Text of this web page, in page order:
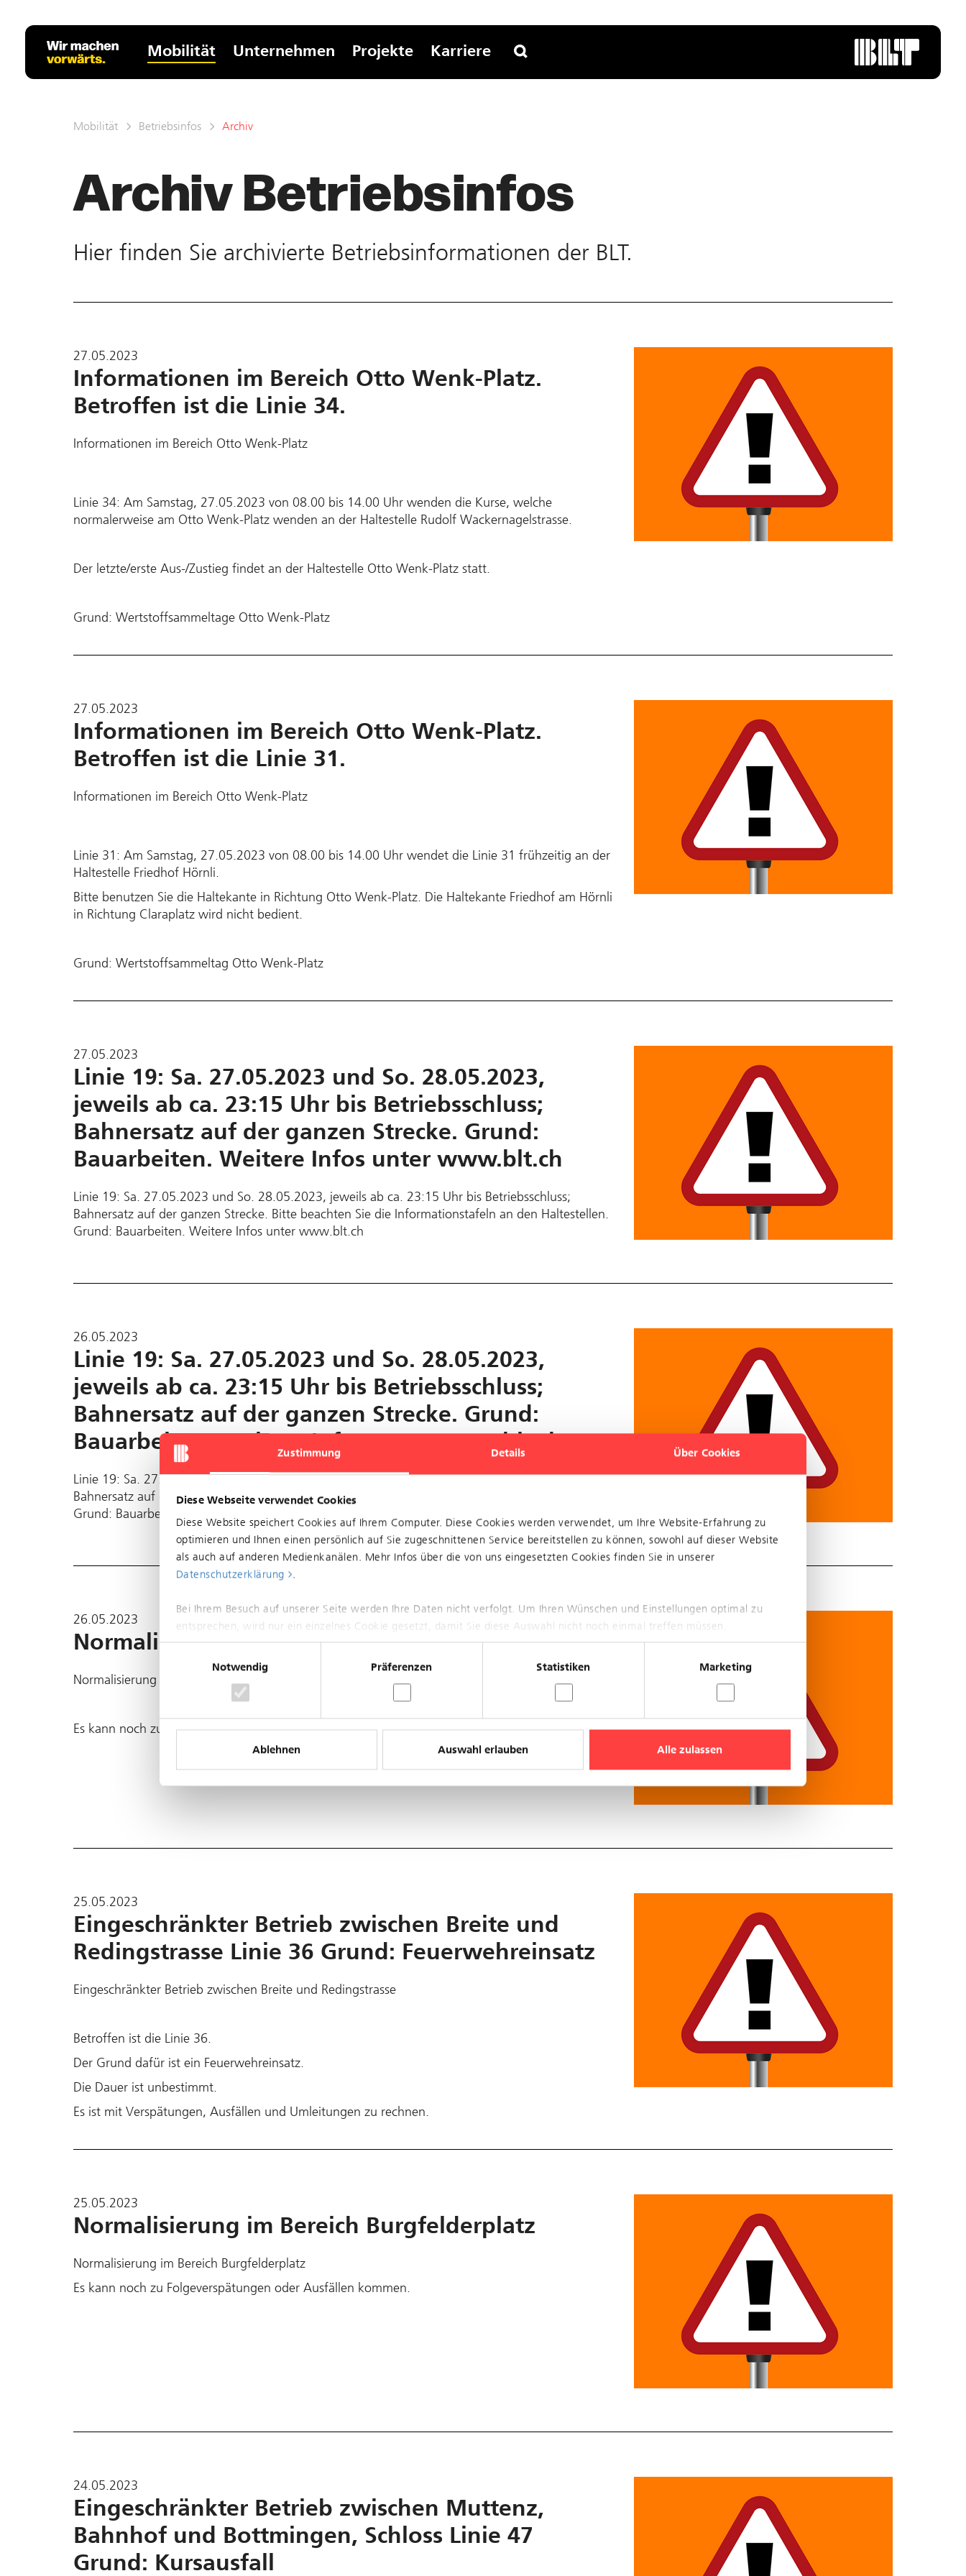
Zustimmung Details Über Cookies
Diese Webseite verwendet Cookies
Diese Website speichert Cookies auf Ihrem Computer. Diese Cookies werden verwendet, um Ihre Website-Erfahrung zu
optimieren und Ihnen einen persönlich auf Sie zugeschnittenen Service bereitstellen zu können, sowohl auf dieser Website
als auch auf anderen Medienkanälen. Mehr Infos über die von uns eingesetzten Cookies finden Sie in unserer
Datenschutzerklärung
.
Bei Ihrem Besuch auf unserer Seite werden Ihre Daten nicht verfolgt. Um Ihren Wünschen und Einstellungen optimal zu
entsprechen, wird nur ein einzelnes Cookie gesetzt, damit Sie diese Auswahl nicht noch einmal treffen müssen.
Notwendig
Präferenzen Statistiken Marketing
Ablehnen Auswahl erlauben Alle zulassen
Mobilität Unternehmen Projekte Karriere
Mobilität Betriebsinfos Archiv
Archiv Betriebs­infos
Hier finden Sie ar­chivierte Betriebs­informationen der BLT.
27.05.2023
Informationen im Bereich Otto Wenk-Platz.
Betroffen ist die Linie 34.
Informationen im Bereich Otto Wenk-Platz
Linie 34: Am Samstag, 27.05.2023 von 08.00 bis 14.00 Uhr wenden die Kurse, welche
normalerweise am Otto Wenk-Platz wenden an der Haltestelle Rudolf Wackernagelstrasse.
Der letzte/erste Aus-/Zustieg findet an der Haltestelle Otto Wenk-Platz statt.
Grund: Wertstoffsammeltage Otto Wenk-Platz
27.05.2023
Informationen im Bereich Otto Wenk-Platz.
Betroffen ist die Linie 31.
Informationen im Bereich Otto Wenk-Platz
Linie 31: Am Samstag, 27.05.2023 von 08.00 bis 14.00 Uhr wendet die Linie 31 frühzeitig an der
Haltestelle Friedhof Hörnli.
Bitte benutzen Sie die Haltekante in Richtung Otto Wenk-Platz. Die Haltekante Friedhof am Hörnli
in Richtung Claraplatz wird nicht bedient.
Grund: Wertstoffsammeltag Otto Wenk-Platz
27.05.2023
Linie 19: Sa. 27.05.2023 und So. 28.05.2023,
jeweils ab ca. 23:15 Uhr bis Betriebsschluss;
Bahnersatz auf der ganzen Strecke. Grund:
Bauarbeiten. Weitere Infos unter www.blt.ch
Linie 19: Sa. 27.05.2023 und So. 28.05.2023, jeweils ab ca. 23:15 Uhr bis Betriebsschluss;
Bahnersatz auf der ganzen Strecke. Bitte beachten Sie die Informationstafeln an den Haltestellen.
Grund: Bauarbeiten. Weitere Infos unter www.blt.ch
26.05.2023
Linie 19: Sa. 27.05.2023 und So. 28.05.2023,
jeweils ab ca. 23:15 Uhr bis Betriebsschluss;
Bahnersatz auf der ganzen Strecke. Grund:
Bauarbeiten. Weitere Infos unter www.blt.ch
Linie 19: Sa. 27.05.2023 und So. 28.05.2023, jeweils ab ca. 23:15 Uhr bis Betriebsschluss;
Bahnersatz auf der ganzen Strecke. Bitte beachten Sie die Informationstafeln an den Haltestellen.
Grund: Bauarbeiten. Weitere Infos unter www.blt.ch
26.05.2023
Normalisierung im Bereich Basel - Landschaft
Normalisierung im Bereich Basel - Landschaft
Es kann noch zu Folgeverspätungen oder Ausfällen kommen.
25.05.2023
Eingeschränkter Betrieb zwischen Breite und
Redingstrasse Linie 36 Grund: Feuerwehreinsatz
Eingeschränkter Betrieb zwischen Breite und Redingstrasse
Betroffen ist die Linie 36.
Der Grund dafür ist ein Feuerwehreinsatz.
Die Dauer ist unbestimmt.
Es ist mit Verspätungen, Ausfällen und Umleitungen zu rechnen.
25.05.2023
Normalisierung im Bereich Burgfelderplatz
Normalisierung im Bereich Burgfelderplatz
Es kann noch zu Folgeverspätungen oder Ausfällen kommen.
24.05.2023
Eingeschränkter Betrieb zwischen Muttenz,
Bahnhof und Bottmingen, Schloss Linie 47
Grund: Kursausfall